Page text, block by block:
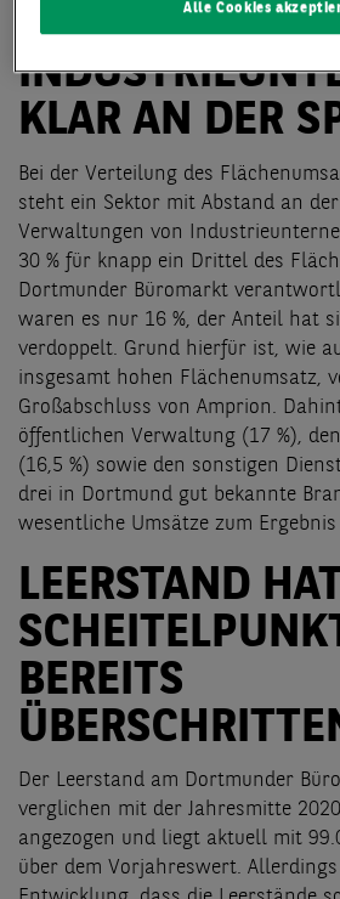
KLAR AN DER
Bei der Verteilung des
steht ein Sektor mit Abstand an der
Verwaltungen von
30 % für knapp ein Drittel des
Dortmunder Büromarkt
waren es nur 16 %, der Anteil hat
verdoppelt. Grund hierfür ist, wie
insgesamt hohen Flächenumsatz,
Großabschluss von Amprion.
öffentlichen Verwaltung (17 %),
(16,5 %) sowie den sonstigen
drei in Dortmund gut bekannte
wesentliche Umsätze zum
LEERSTAND
BEREITS
Der Leerstand am Dortmunder
verglichen mit der Jahresmitte
angezogen und liegt aktuell mit
über dem Vorjahreswert.
Alle Cookies